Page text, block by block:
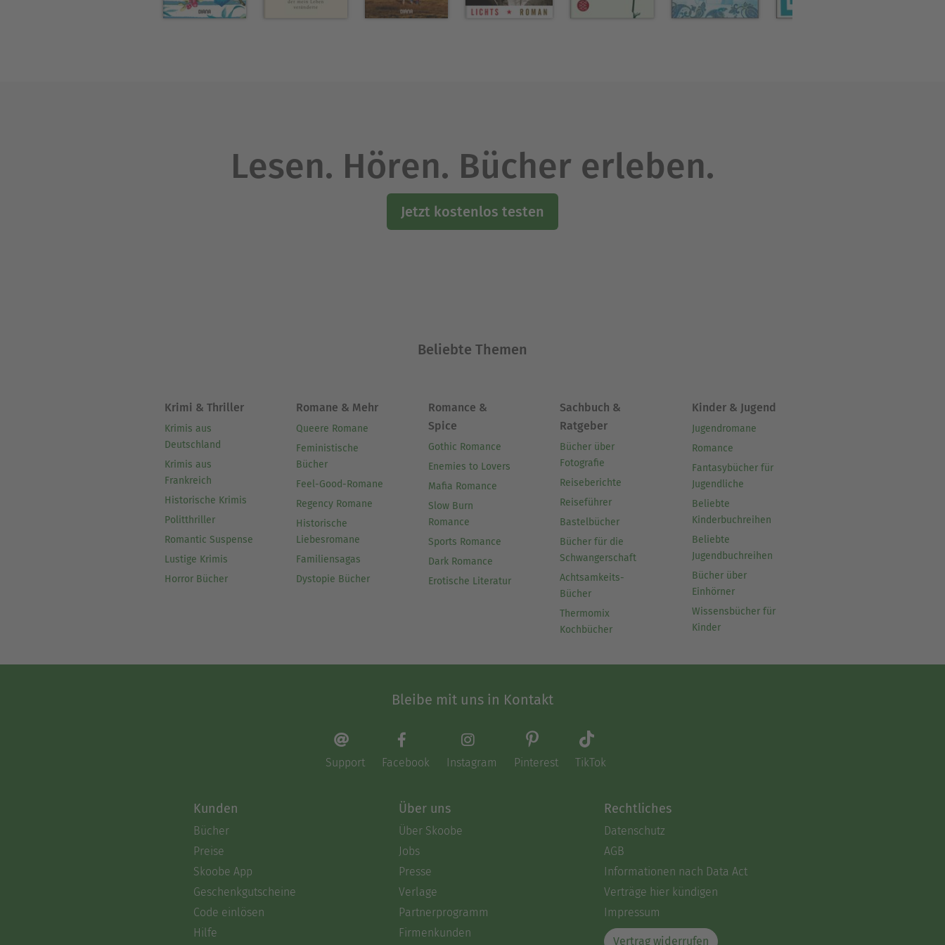
Lesen. Hören. Bücher erleben.
Jetzt kostenlos testen
Beliebte Themen
Krimi & Thriller
Krimis aus
Deutschland
Krimis aus
Frankreich
Historische Krimis
Politthriller
Romantic Suspense
Lustige Krimis
Horror Bücher
Romane & Mehr
Queere Romane
Feministische
Bücher
Feel-Good-Romane
Regency Romane
Historische
Liebesromane
Familiensagas
Dystopie Bücher
Romance &
Spice
Gothic Romance
Enemies to Lovers
Mafia Romance
Slow Burn
Romance
Sports Romance
Dark Romance
Erotische Literatur
Sachbuch &
Ratgeber
Bücher über
Fotografie
Reiseberichte
Reiseführer
Bastelbücher
Bücher für die
Schwangerschaft
Achtsamkeits-
Bücher
Thermomix
Kochbücher
Kinder & Jugend
Jugendromane
Romance
Fantasybücher für
Jugendliche
Beliebte
Kinderbuchreihen
Beliebte
Jugendbuchreihen
Bücher über
Einhörner
Wissensbücher für
Kinder
Bleibe mit uns in Kontakt
Support Facebook Instagram Pinterest TikTok
Kunden
Bücher
Preise
Skoobe App
Geschenkgutscheine
Code einlösen
Hilfe
Über uns
Über Skoobe
Jobs
Presse
Verlage
Partnerprogramm
Firmenkunden
Rechtliches
Datenschutz
AGB
Informationen nach Data Act
Verträge hier kündigen
Impressum
Vertrag widerrufen